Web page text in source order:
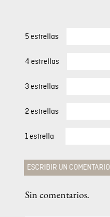
5 estrellas
4 estrellas
3 estrellas
2 estrellas
1 estrella
ESCRIBIR UN COMENTARIO
Sin comentarios.